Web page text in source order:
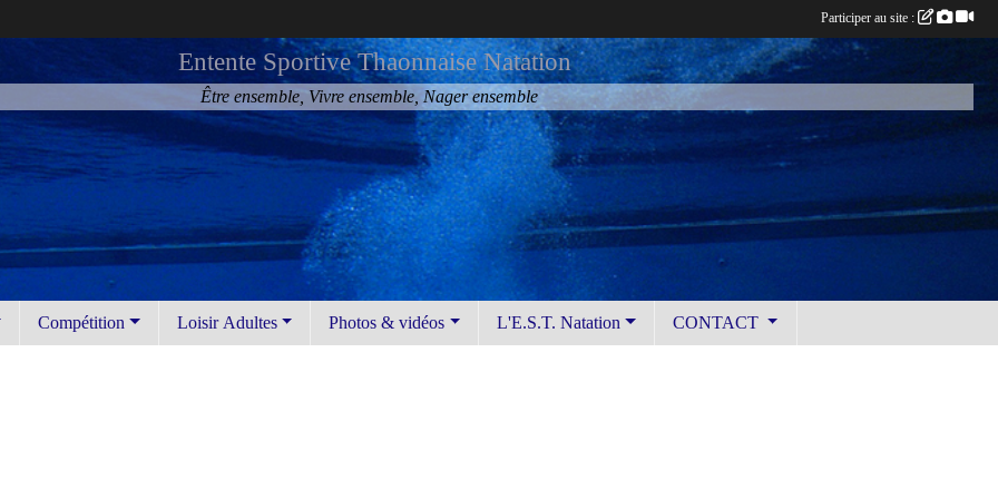
Entente Sportive Thaonnaise Natation
Être ensemble, Vivre ensemble, Nager ensemble
Compétition Loisir Adultes Photos & vidéos L'E.S.T. Natation CONTACT
Participer au site :